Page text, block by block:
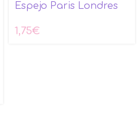
Espejo Paris Londres
1,75€